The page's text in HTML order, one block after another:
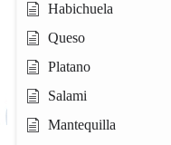
Habichuela
Queso
Platano
Salami
Mantequilla